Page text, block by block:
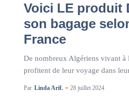
Voici LE produit
son bagage
France
De nombreux Algériens vivant à
profitent de leur voyage dans
Par Linda Arif. 28 juillet 2024